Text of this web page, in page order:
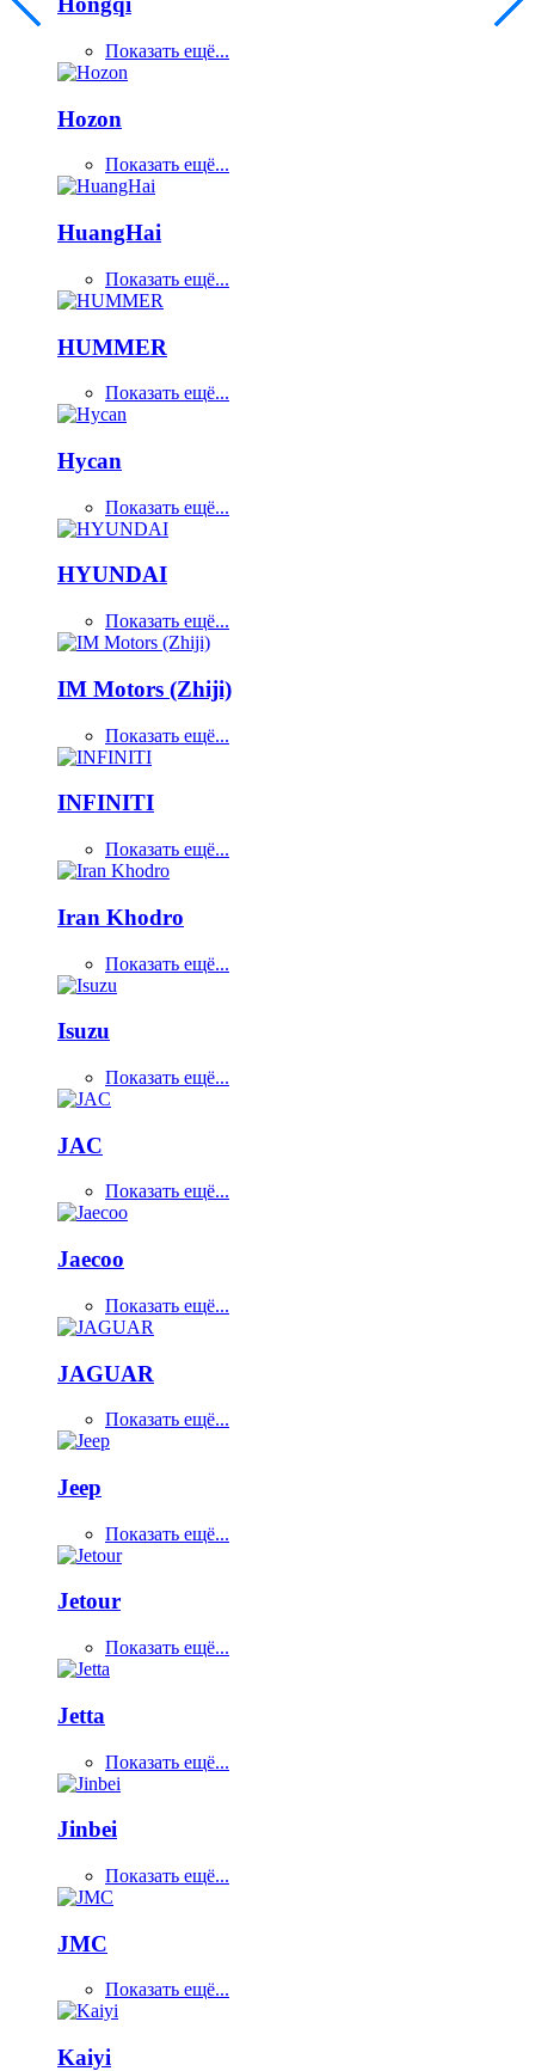
Показать ещё...
Hozon
Показать ещё...
HuangHai
Показать ещё...
HUMMER
Показать ещё...
Hycan
Показать ещё...
HYUNDAI
Показать ещё...
IM Motors (Zhiji)
Показать ещё...
INFINITI
Показать ещё...
Iran Khodro
Показать ещё...
Isuzu
Показать ещё...
JAC
Показать ещё...
Jaecoo
Показать ещё...
JAGUAR
Показать ещё...
Jeep
Показать ещё...
Jetour
Показать ещё...
Jetta
Показать ещё...
Jinbei
Показать ещё...
JMC
Показать ещё...
Kaiyi